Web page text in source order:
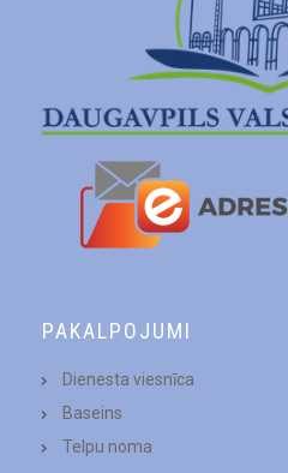
PAKALPOJUMI
Dienesta viesnīca
Baseins
Telpu noma